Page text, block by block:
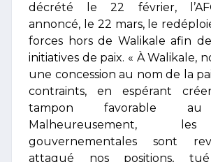
décrété le 22 février,
annoncé, le 22 mars, le
forces hors de Walikale afin
initiatives de paix. « À Walikale,
une concession au nom de la
contraints, en espérant
tampon favorable au
Malheureusement,
gouvernementales sont
attaqué nos positions,